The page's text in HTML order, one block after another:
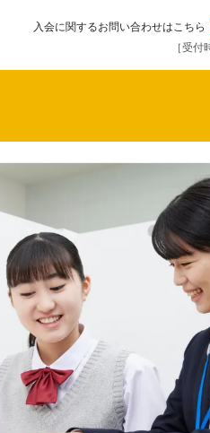
入会に関するお問い合わせはこちら
［受